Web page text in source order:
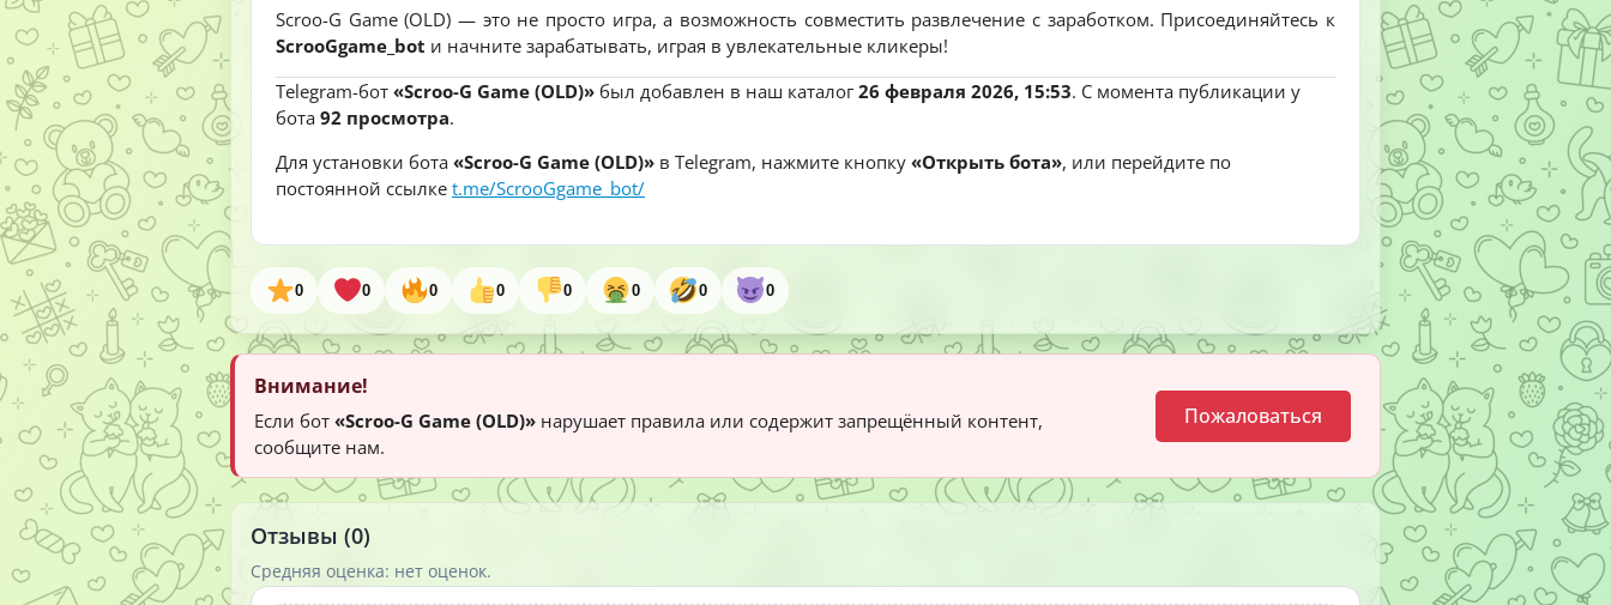
Scroo-G Game (OLD) — это не просто игра, а возможность совместить развлечение с заработком. Присоединяйтесь к
ScrooGgame_bot и начните зарабатывать, играя в увлекательные кликеры!
Telegram-бот «Scroo-G Game (OLD)» был добавлен в наш каталог26 февраля 2026, 15:53. С момента публикации у
бота 92 просмотра.
Для установки бота «Scroo-G Game (OLD)» в Telegram, нажмите кнопку «Открыть бота», или перейдите по
постоянной ссылке t.me/ScrooGgame_bot/
0 0 0 0 0 0 0 0
Внимание!
Если бот «Scroo-G Game (OLD)» нарушает правила или содержит запрещённый контент,
сообщите нам.
Пожаловаться
Отзывы (0)
Средняя оценка: нет оценок.